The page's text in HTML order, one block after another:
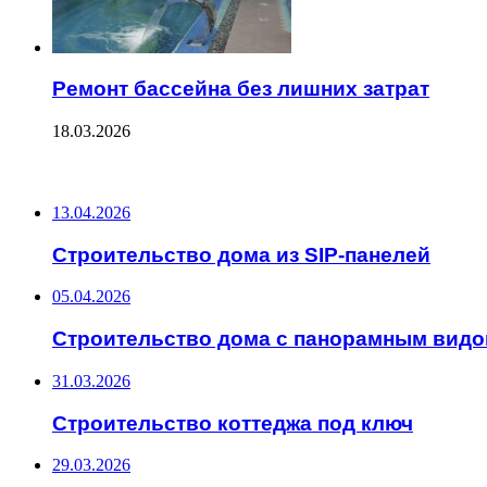
Ремонт бассейна без лишних затрат
18.03.2026
13.04.2026
Строительство дома из SIP-панелей
05.04.2026
Строительство дома с панорамным
31.03.2026
Строительство коттеджа под ключ
29.03.2026